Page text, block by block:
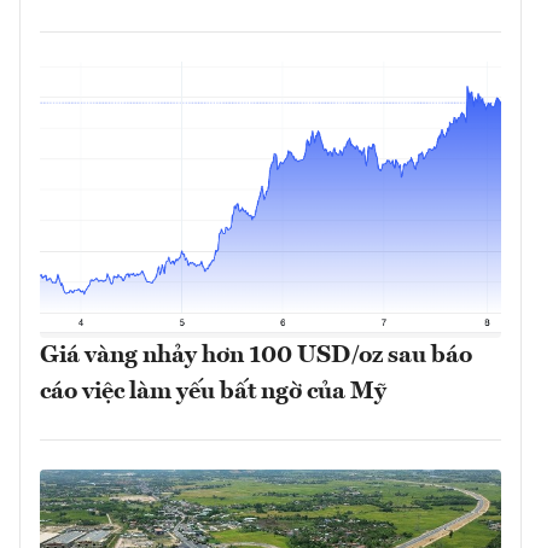
Giá vàng nhảy hơn 100 USD/oz sau báo
cáo việc làm yếu bất ngờ của Mỹ